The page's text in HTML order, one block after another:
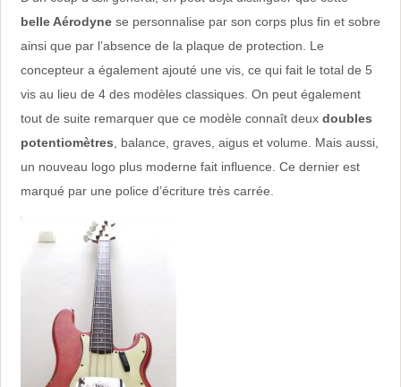
belle Aérodynese personnalise par son corps plus fin et sobre
ainsi que par l’absence de la plaque de protection. Le
concepteur a également ajouté une vis, ce qui fait le total de 5
vis au lieu de 4 des modèles classiques. On peut également
tout de suite remarquer que ce modèle connaît deux doubles
potentiomètres , balance, graves, aigus et volume. Mais aussi,
un nouveau logo plus moderne fait influence. Ce dernier est
marqué par une police d’écriture très carrée.